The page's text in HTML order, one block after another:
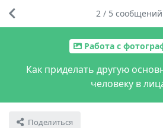
Работа с
Как приделать другую
человеку в
Поделиться
2/ 5 сообщений